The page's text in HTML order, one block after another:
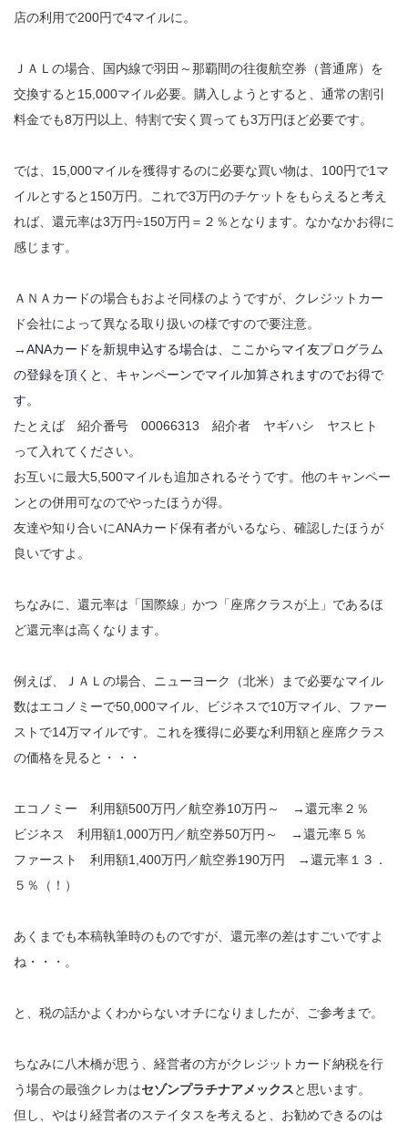
店の利用で200円で4マイルに。
ＪＡＬの場合、国内線で羽田～那覇間の往復航空券（普通席）を
交換すると15,000マイル必要。購入しようとすると、通常の割引
料金でも8万円以上、特割で安く買っても3万円ほど必要です。
では、15,000マイルを獲得するのに必要な買い物は、100円で1マ
イルとすると150万円。これで3万円のチケットをもらえると考え
れば、還元率は3万円÷150万円＝２％となります。なかなかお得に
感じます。
ＡＮＡカードの場合もおよそ同様のようですが、クレジットカー
ド会社によって異なる取り扱いの様ですので要注意。
→ANAカードを新規申込する場合は、ここからマイ友プログラム
の登録を頂くと、キャンペーンでマイル加算されますのでお得で
す。
たとえば 紹介番号 00066313 紹介者 ヤギハシ ヤスヒト
って入れてください。
お互いに最大5,500マイルも追加されるそうです。他のキャンペー
ンとの併用可なのでやったほうが得。
友達や知り合いにANAカード保有者がいるなら、確認したほうが
良いですよ。
ちなみに、還元率は「国際線」かつ「座席クラスが上」であるほ
ど還元率は高くなります。
例えば、ＪＡＬの場合、ニューヨーク（北米）まで必要なマイル
数はエコノミーで50,000マイル、ビジネスで10万マイル、ファー
ストで14万マイルです。これを獲得に必要な利用額と座席クラス
の価格を見ると・・・
エコノミー 利用額500万円／航空券10万円～ →還元率２％
ビジネス 利用額1,000万円／航空券50万円～ →還元率５％
ファースト 利用額1,400万円／航空券190万円 →還元率１３．
５％（！）
あくまでも本稿執筆時のものですが、還元率の差はすごいですよ
ね・・・。
と、税の話かよくわからないオチになりましたが、ご参考まで。
ちなみに八木橋が思う、経営者の方がクレジットカード納税を行
う場合の最強クレカはセゾンプラチナアメックスと思います。
但し、やはり経営者のステイタスを考えると、お勧めできるのは